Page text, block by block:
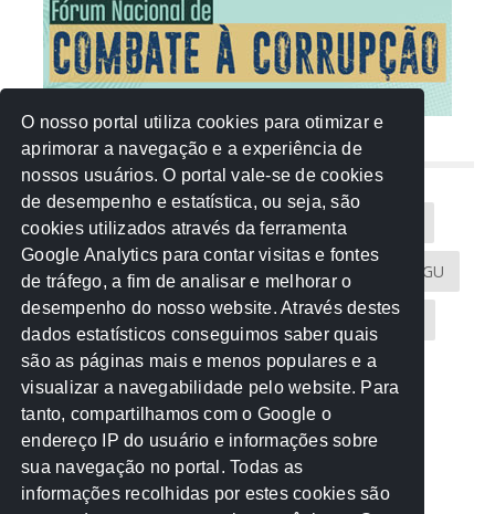
NUVEM DE TAGS
Acontece na Rede AGU AMM
Atricon Audicom CAU-MT CGU
CREA-MT Eventos MPC-MT MPE-MT
MPF Notícias PF PGE-MT PGR
Receita Federal Sem categoria
TCE-MT TCU TRE
O nosso portal utiliza cookies para otimizar e
aprimorar a navegação e a experiência de
nossos usuários. O portal vale-se de cookies
de desempenho e estatística, ou seja, são
cookies utilizados através da ferramenta
Google Analytics para contar visitas e fontes
de tráfego, a fim de analisar e melhorar o
desempenho do nosso website. Através destes
dados estatísticos conseguimos saber quais
são as páginas mais e menos populares e a
visualizar a navegabilidade pelo website. Para
tanto, compartilhamos com o Google o
endereço IP do usuário e informações sobre
sua navegação no portal. Todas as
informações recolhidas por estes cookies são